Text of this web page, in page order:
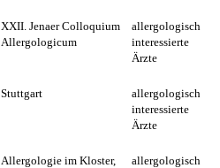
XXII. Jenaer Colloquium
Allergologicum
allergologisch
interessierte
Ärzte
Stuttgart
allergologisch
interessierte
Ärzte
Allergologie im Kloster,
allergologisch